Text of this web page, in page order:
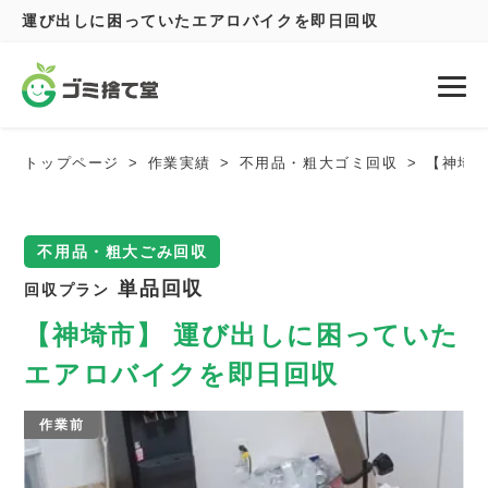
運び出しに困っていたエアロバイクを即日回収
トップページ 作業実績 不用品・粗大ゴミ回収 【神埼
不用品・粗大ごみ回収
回収プラン 単品回収
【神埼市】 運び出しに困っていた
エアロバイクを即日回収
作業前